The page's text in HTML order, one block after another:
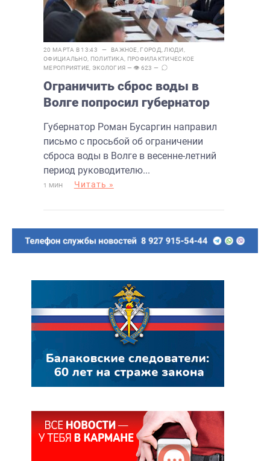
20 МАРТА В 13:43 — ВАЖНОЕ ГОРОД ЛЮДИ
ОФИЦИАЛЬНО ПОЛИТИКА
ПРОФИЛАКТИЧЕСКОЕ
МЕРОПРИЯТИЕ ЭКОЛОГИЯ — 👁 623 —
Ограничить сброс воды в
Волге попросил губернатор
Губернатор Роман Бусаргин направил
письмо с просьбой об ограничении
сброса воды в Волге в весенне-летний
период руководителю...
1 МИН Читать »